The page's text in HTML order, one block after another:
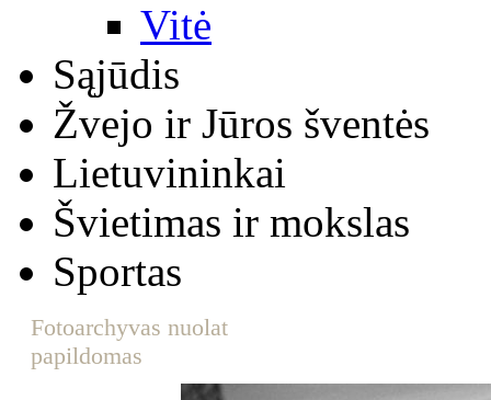
Vitė
Sąjūdis
Žvejo ir Jūros šventės
Lietuvininkai
Švietimas ir mokslas
Sportas
Fotoarchyvas nuolat
papildomas